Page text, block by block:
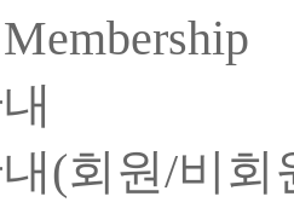
Membership
(회원/비회